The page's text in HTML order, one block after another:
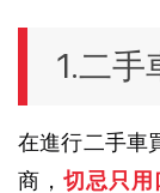
1.二手
在進行二手車
商，切忌只